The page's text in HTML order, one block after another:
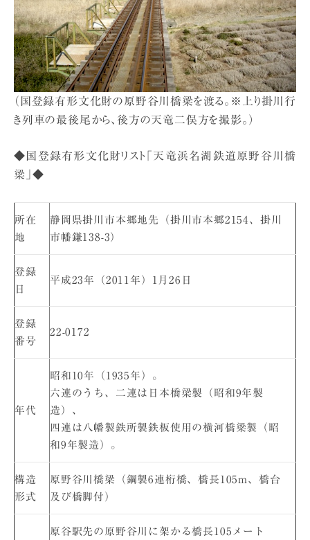
（国登録有形文化財の原野谷川橋梁を渡る。※上り掛川行
き列車の最後尾から、後方の天竜二俣方を撮影。）
◆国登録有形文化財リスト「天竜浜名湖鉄道原野谷川橋
梁」◆
所在
地
静岡県掛川市本郷地先（掛川市本郷2154、掛川
市幡鎌138-3）
登録
日
平成23年（2011年）1月26日
登録
番号
22-0172
年代
昭和10年（1935年）。
六連のうち、二連は日本橋梁製（昭和9年製
造）、
四連は八幡製鉄所製鉄板使用の横河橋梁製（昭
和9年製造）。
構造
形式
原野谷川橋梁（鋼製6連桁橋、橋長105m、橋台
及び橋脚付）
原谷駅先の原野谷川に架かる橋長105メート